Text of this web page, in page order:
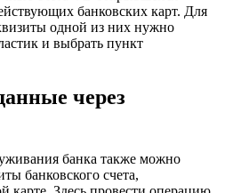
банковских карт. Для
одной из них нужно
и выбрать пункт
через
банка также можно
банковского счета,